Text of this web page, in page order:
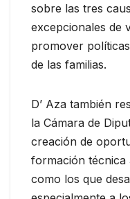
sobre las tres
excepcionales de
promover
de las familias.
D’ Aza también
la Cámara de
creación de
formación técnica
como los que